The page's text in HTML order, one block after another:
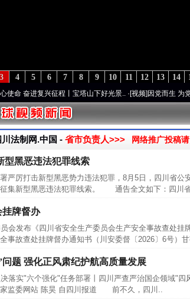
14
13
12
11
10
9
8
7
6
5
4
3
进复兴征程丨宝塔山下好光景..·[视频]因党而生 为党而战
法制网.中国 - 省市负责人>>> 网络推广投稿
型黑恶违法犯罪线索
厉打击新型黑恶势力违法犯罪，8月5日，四川省公
征集新型黑恶违法犯罪线索。 通告全文如下：四川
挂牌督办
发布《四川省安全生产委员会生产安全事故查处挂
事故查处挂牌督办通知书（川安委督〔2026〕6号）
题 强化正风肃纪护航高质量发展
落实"六个强化"任务部署丨四川严查严治国企领域"四
家监委网站 陈昊 自四川报道 前不久，四川..